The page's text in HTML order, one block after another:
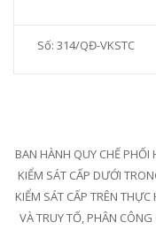
Số: 314/QĐ-VKSTC
BAN HÀNH QUY CHẾ PHỐI
KIỂM SÁT CẤP DƯỚI
KIỂM SÁT CẤP TRÊN
VÀ TRUY TỐ, PHÂN